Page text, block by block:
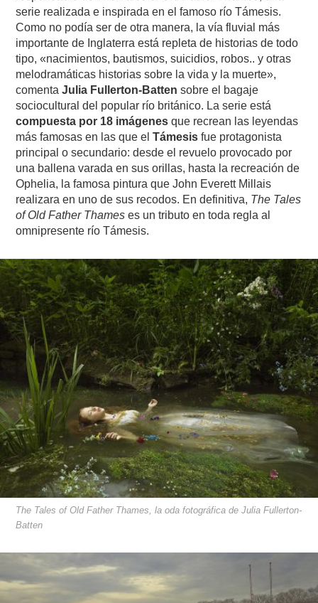
serie realizada e inspirada en el famoso río Támesis.
Como no podía ser de otra manera, la vía fluvial más
importante de Inglaterra está repleta de historias de todo
tipo, «nacimientos, bautismos, suicidios, robos.. y otras
melodramáticas historias sobre la vida y la muerte»,
comentaJulia Fullerton-Batten sobre el bagaje
sociocultural del popular río británico. La serie está
compuesta por 18 imágenes que recrean las leyendas
más famosas en las que elTámesis fue protagonista
principal o secundario: desde el revuelo provocado por
una ballena varada en sus orillas, hasta la recreación de
Ophelia, la famosa pintura que John Everett Millais
realizara en uno de sus recodos. En definitiva, The Tales
of Old Father Thames es un tributo en toda regla al
omnipresente río Támesis.
The Tales of Old Father Thames, la oda fotográfica de Julia Fullerton-
Batten